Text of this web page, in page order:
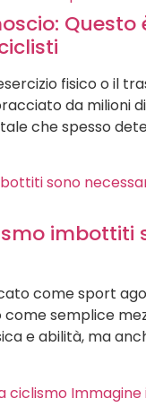
Questo
fisico o il
da milioni
che spesso
imbottiti
come sport
come semplice
e abilità, ma